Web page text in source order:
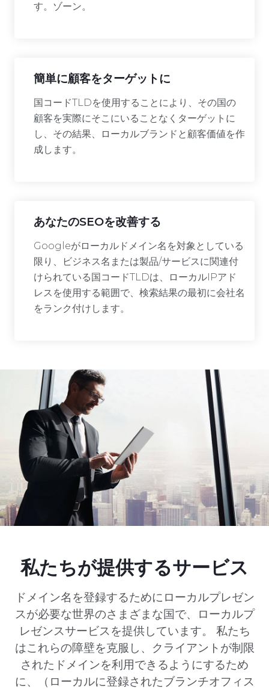
す。ゾーン。
簡単に顧客をターゲットに
国コードTLDを使用することにより、その国の
顧客を実際にそこにいることなくターゲットに
し、その結果、ローカルブランドと顧客価値を作
成します。
あなたのSEOを改善する
Googleがローカルドメイン名を対象としている
限り、ビジネス名または製品/サービスに関連付
けられている国コードTLDは、ローカルIPアド
レスを使用する範囲で、検索結果の最初に会社名
をランク付けします。
私たちが提供するサービス
ドメイン名を登録するためにローカルプレゼン
スが必要な世界のさまざまな国で、ローカルプ
レゼンスサービスを提供しています。 私たち
はこれらの障壁を克服し、クライアントが制限
されたドメインを利用できるようにするため
に、（ローカルに登録されたブランチオフィス